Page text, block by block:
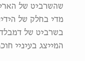
שהשרביט של
מדי בחלק של
בשרביט של
המייצג בעיניי